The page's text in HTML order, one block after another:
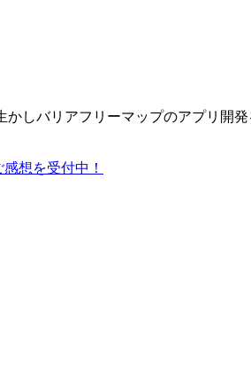
しバリアフリーマップのアプリ開
想を受付中！